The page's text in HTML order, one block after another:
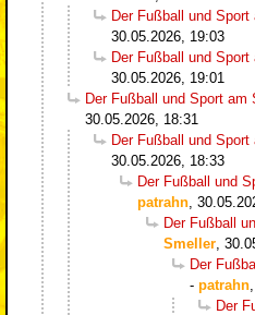
Der Fußball und
30.05.2026, 19:03
Der Fußball und
30.05.2026, 19:01
Der Fußball und Sport am
30.05.2026, 18:31
Der Fußball und
30.05.2026, 18:33
Der Fußball und
patrahn,
Der Fußball
Smeller,
Der
- patrahn,
Der